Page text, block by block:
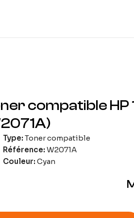
compatible HP
Type: Toner compatible
Référence: W2071A
Couleur: Cyan